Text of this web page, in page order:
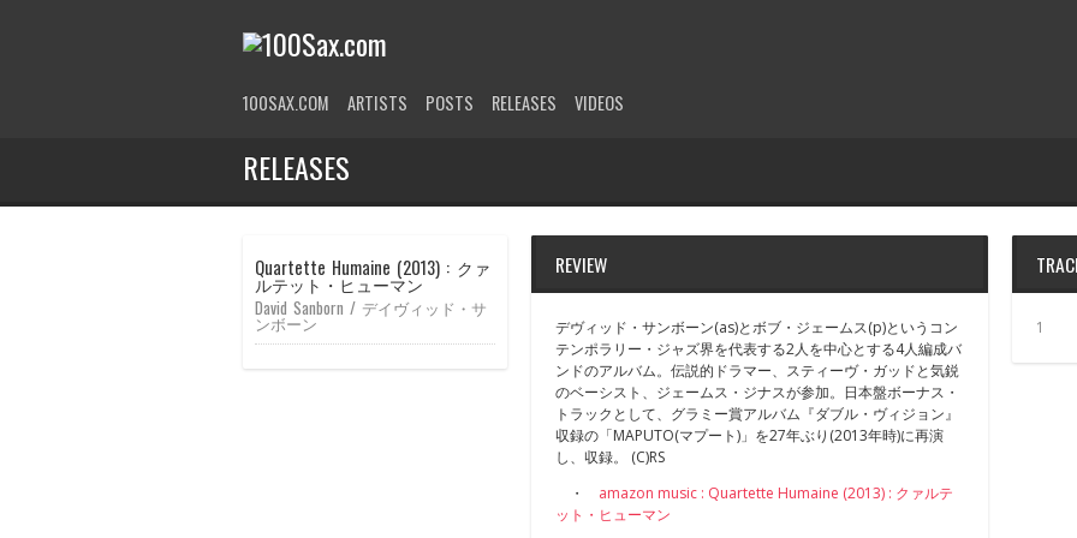
100SAX.COM ARTISTS POSTS RELEASES VIDEOS
RELEASES
Quartette Humaine (2013) : クァ
ルテット・ヒューマン
David Sanborn / デイヴィッド・サ
ンボーン
REVIEW
デヴィッド・サンボーン(as)とボブ・ジェームス(p)というコン
テンポラリー・ジャズ界を代表する2人を中心とする4人編成バ
ンドのアルバム。伝説的ドラマー、スティーヴ・ガッドと気鋭
のベーシスト、ジェームス・ジナスが参加。日本盤ボーナス・
トラックとして、グラミー賞アルバム『ダブル・ヴィジョン』
収録の「MAPUTO(マプート)」を27年ぶり(2013年時)に再演
し、収録。 (C)RS
・ amazon music : Quartette Humaine (2013) : クァルテ
ット・ヒューマン
1